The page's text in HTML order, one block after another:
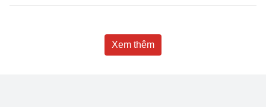
Xem thêm